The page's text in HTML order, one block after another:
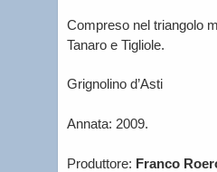
Compreso nel triangolo
Tanaro e Tigliole.
Grignolino d’Asti
Annata: 2009.
Produttore: Franco